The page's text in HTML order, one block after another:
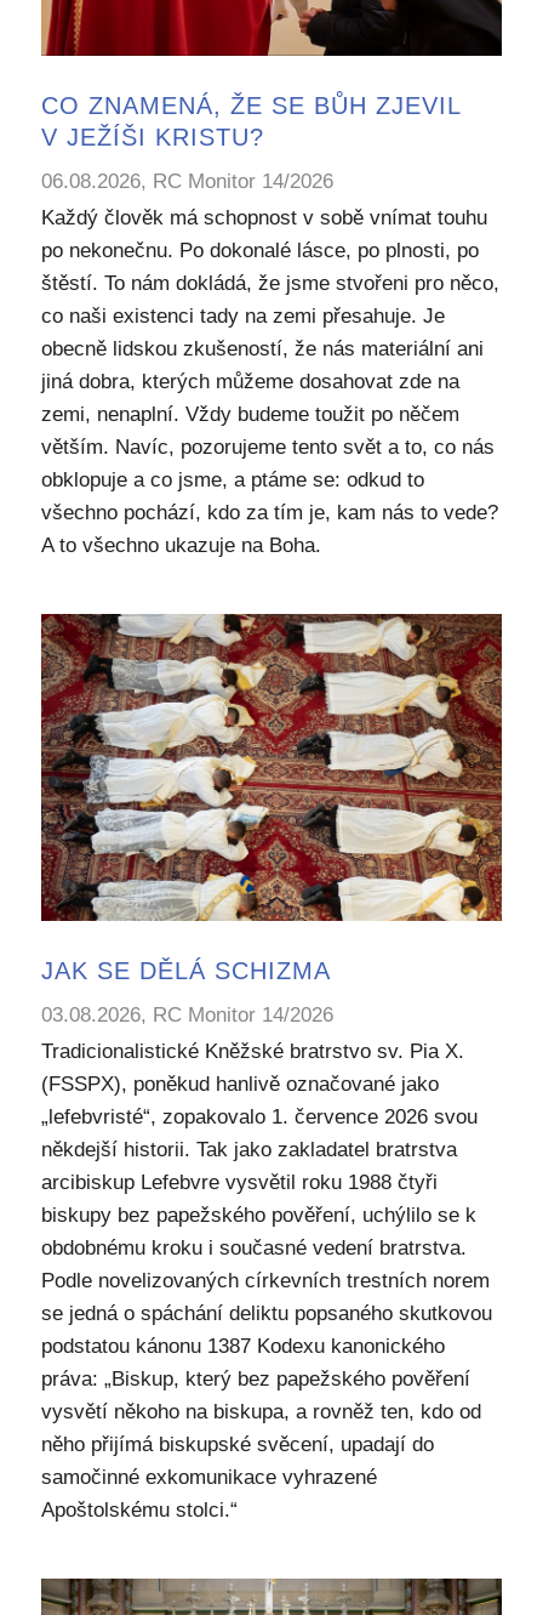
CO ZNAMENÁ, ŽE SE BŮH ZJEVIL
V JEŽÍŠI KRISTU?
06.08.2026, RC Monitor 14/2026
Každý člověk má schopnost v sobě vnímat touhu
po nekonečnu. Po dokonalé lásce, po plnosti, po
štěstí. To nám dokládá, že jsme stvořeni pro něco,
co naši existenci tady na zemi přesahuje. Je
obecně lidskou zkušeností, že nás materiální ani
jiná dobra, kterých můžeme dosahovat zde na
zemi, nenaplní. Vždy budeme toužit po něčem
větším. Navíc, pozorujeme tento svět a to, co nás
obklopuje a co jsme, a ptáme se: odkud to
všechno pochází, kdo za tím je, kam nás to vede?
A to všechno ukazuje na Boha.
JAK SE DĚLÁ SCHIZMA
03.08.2026, RC Monitor 14/2026
Tradicionalistické Kněžské bratrstvo sv. Pia X.
(FSSPX), poněkud hanlivě označované jako
„lefebvristé“, zopakovalo 1. července 2026 svou
někdejší historii. Tak jako zakladatel bratrstva
arcibiskup Lefebvre vysvětil roku 1988 čtyři
biskupy bez papežského pověření, uchýlilo se k
obdobnému kroku i současné vedení bratrstva.
Podle novelizovaných církevních trestních norem
se jedná o spáchání deliktu popsaného skutkovou
podstatou kánonu 1387 Kodexu kanonického
práva: „Biskup, který bez papežského pověření
vysvětí někoho na biskupa, a rovněž ten, kdo od
něho přijímá biskupské svěcení, upadají do
samočinné exkomunikace vyhrazené
Apoštolskému stolci.“